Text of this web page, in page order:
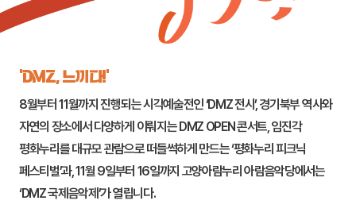
‘DMZ, 느끼다!’
8월부터 11월까지 진행되는 시각예술전인 ‘DMZ 전시’, 경기북부 역사와
자연의 장소에서 다양하게 이뤄지는 DMZ OPEN 콘서트, 임진각
평화누리를 대규모 관람으로 떠들썩하게 만드는 ‘평화누리 피크닉
페스티벌’과, 11월 9일부터 16일까지 고양아람누리 아람음악당에서는
‘DMZ 국제음악제’가 열립니다.